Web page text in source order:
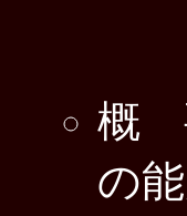
概
の